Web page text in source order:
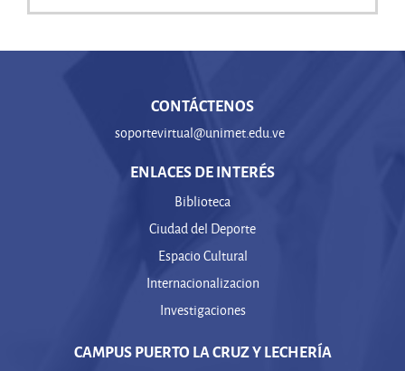
CONTÁCTENOS
soportevirtual@unimet.edu.ve
ENLACES DE INTERÉS
Biblioteca
Ciudad del Deporte
Espacio Cultural
Internacionalizacion
Investigaciones
CAMPUS PUERTO LA CRUZ Y LECHERÍA